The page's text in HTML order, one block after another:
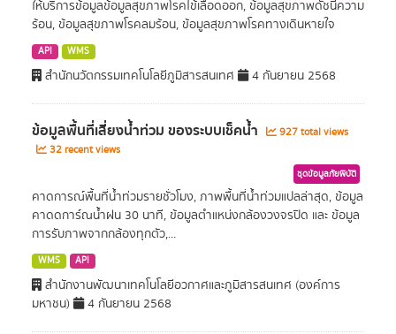
ให้บริการข้อมูลข้อมูลสุขภาพโรคไข้เลือดออก, ข้อมูลสุขภาพดัชนีความ
ร้อน, ข้อมูลสุขภาพโรคลมร้อน, ข้อมูลสุขภาพโรคทางเดินหายใจ
API WMS
สำนักนวัตกรรมเทคโนโลยีภูมิสารสนเทศ 4 กันยายน 2568
ข้อมูลพื้นที่เสี่ยงนํ้าท่วม ของระบบเช็คนํ้า
927 total views
32 recent views
ชุดข้อมูลภัยพิบัติ
คาดการณ์พื้นที่น้ำท่วมรายชั่วโมง, ภาพพื้นที่น้ำท่วมแปลล่าสุด, ข้อมูล
คาดดการ์ณน้ำฝน 30 นาที, ข้อมูลตำแหน่งกล้องวงจรปิด และ ข้อมูล
การรับภาพจากกล้องทุกตัว,...
WMS API
สำนักงานพัฒนาเทคโนโลยีอวกาศและภูมิสารสนเทศ (องค์การ
มหาชน)
4 กันยายน 2568